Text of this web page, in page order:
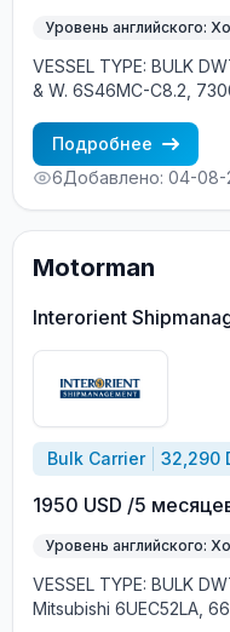
Уровень английского:
VESSEL TYPE: BULK
& W. 6S46MC-C8.2,
RUSSIAN NATIONALITY
Подробнее
6Добавлено: 04-08-
Motorman
Interorient
Bulk Carrier 32,290
1950 USD /5
Уровень английского:
VESSEL TYPE: BULK
Mitsubishi 6UEC52LA,